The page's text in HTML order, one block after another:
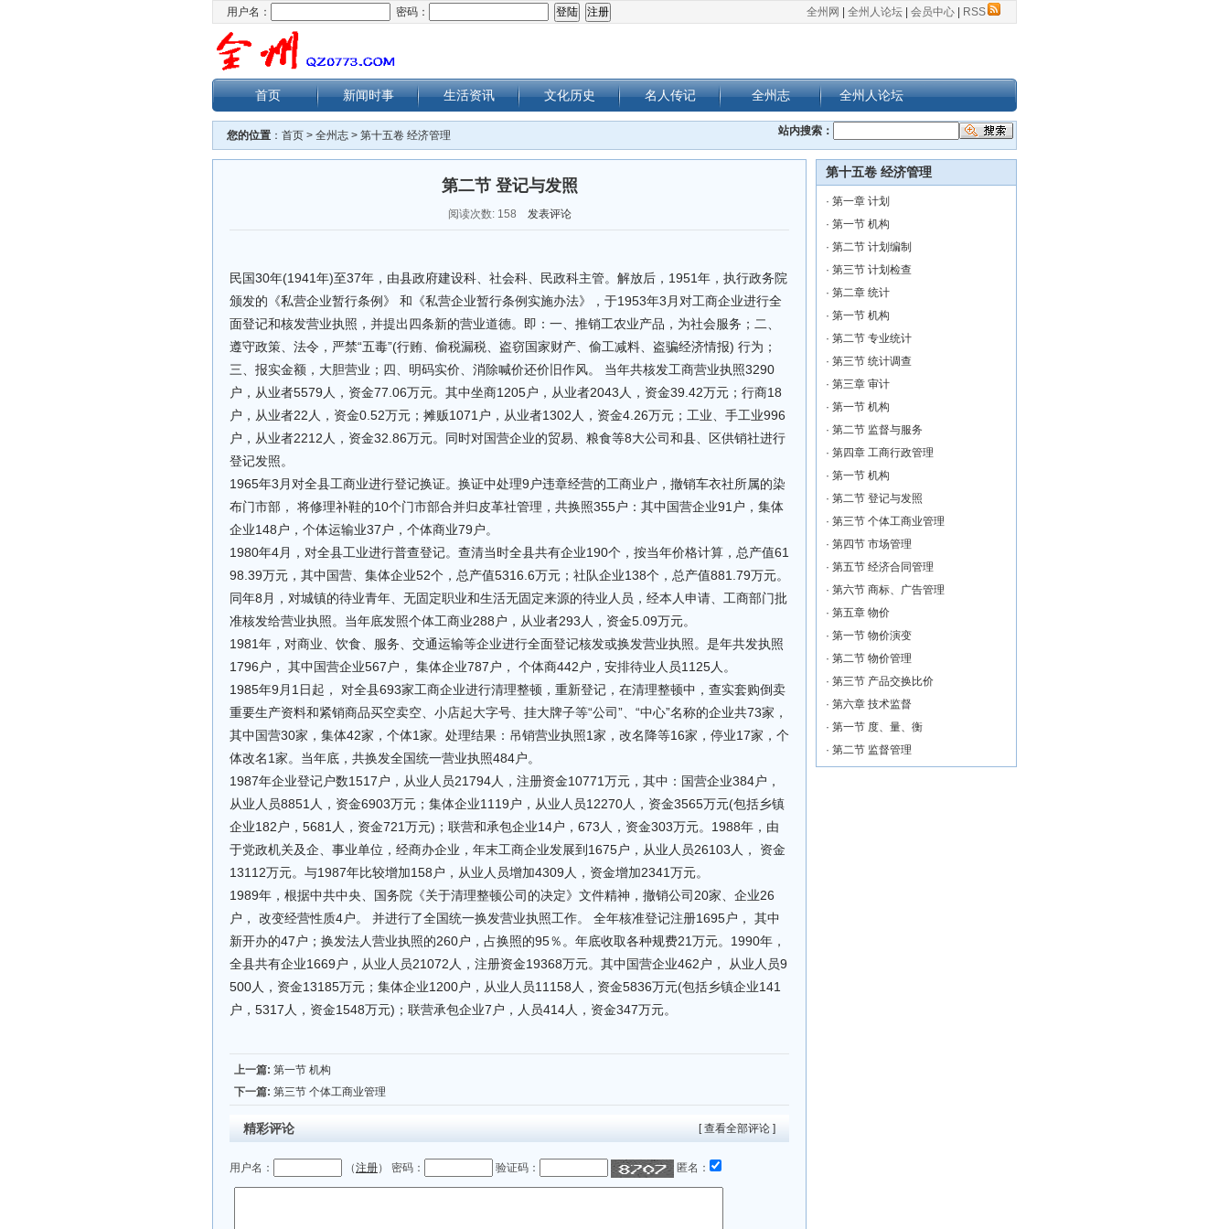
全州网 全州人论坛 会员中心 RSS
用户名： 密码：
首页 新闻时事 生活资讯 文化历史 名人传记 全州志 全州人论坛
您的位置 ： 首页 > 全州志 > 第十五卷 经济管理 站内搜索：
第二节 登记与发照
阅读次数: 158 发表评论
民国30年(1941年)至37年，由县政府建设科、社会科、民政科主管。解放后，1951年，执行政务院
颁发的《私营企业暂行条例》 和《私营企业暂行条例实施办法》，于1953年3月对工商企业进行全
面登记和核发营业执照，并提出四条新的营业道德。即：一、推销工农业产品，为社会服务；二、
遵守政策、法令，严禁“五毒”(行贿、偷税漏税、盗窃国家财产、偷工减料、盗骗经济情报) 行为；
三、报实金额，大胆营业；四、明码实价、消除喊价还价旧作风。 当年共核发工商营业执照3290
户，从业者5579人，资金77.06万元。其中坐商1205户，从业者2043人，资金39.42万元；行商18
户，从业者22人，资金0.52万元；摊贩1071户，从业者1302人，资金4.26万元；工业、手工业996
户，从业者2212人，资金32.86万元。同时对国营企业的贸易、粮食等8大公司和县、区供销社进行
登记发照。
1965年3月对全县工商业进行登记换证。换证中处理9户违章经营的工商业户，撤销车衣社所属的染
布门市部， 将修理补鞋的10个门市部合并归皮革社管理，共换照355户：其中国营企业91户，集体
企业148户，个体运输业37户，个体商业79户。
1980年4月，对全县工业进行普查登记。查清当时全县共有企业190个，按当年价格计算，总产值61
98.39万元，其中国营、集体企业52个，总产值5316.6万元；社队企业138个，总产值881.79万元。
同年8月，对城镇的待业青年、无固定职业和生活无固定来源的待业人员，经本人申请、工商部门批
准核发给营业执照。当年底发照个体工商业288户，从业者293人，资金5.09万元。
1981年，对商业、饮食、服务、交通运输等企业进行全面登记核发或换发营业执照。是年共发执照
1796户， 其中国营企业567户， 集体企业787户， 个体商442户，安排待业人员1125人。
1985年9月1日起， 对全县693家工商企业进行清理整顿，重新登记，在清理整顿中，查实套购倒卖
重要生产资料和紧销商品买空卖空、小店起大字号、挂大牌子等“公司”、“中心”名称的企业共73家，
其中国营30家，集体42家，个体1家。处理结果：吊销营业执照1家，改名降等16家，停业17家，个
体改名1家。当年底，共换发全国统一营业执照484户。
1987年企业登记户数1517户，从业人员21794人，注册资金10771万元，其中：国营企业384户，
从业人员8851人，资金6903万元；集体企业1119户，从业人员12270人，资金3565万元(包括乡镇
企业182户，5681人，资金721万元)；联营和承包企业14户，673人，资金303万元。1988年，由
于党政机关及企、事业单位，经商办企业，年末工商企业发展到1675户，从业人员26103人， 资金
13112万元。与1987年比较增加158户，从业人员增加4309人，资金增加2341万元。
1989年，根据中共中央、国务院《关于清理整顿公司的决定》文件精神，撤销公司20家、企业26
户， 改变经营性质4户。 并进行了全国统一换发营业执照工作。 全年核准登记注册1695户， 其中
新开办的47户；换发法人营业执照的260户，占换照的95％。年底收取各种规费21万元。1990年，
全县共有企业1669户，从业人员21072人，注册资金19368万元。其中国营企业462户， 从业人员9
500人，资金13185万元；集体企业1200户，从业人员11158人，资金5836万元(包括乡镇企业141
户，5317人，资金1548万元)；联营承包企业7户，人员414人，资金347万元。
上一篇: 第一节 机构
下一篇: 第三节 个体工商业管理
[ 查看全部评论 ]
精彩评论
用户名： （注册） 密码： 验证码： 匿名：
第十五卷 经济管理
· 第一章 计划
· 第一节 机构
· 第二节 计划编制
· 第三节 计划检查
· 第二章 统计
· 第一节 机构
· 第二节 专业统计
· 第三节 统计调查
· 第三章 审计
· 第一节 机构
· 第二节 监督与服务
· 第四章 工商行政管理
· 第一节 机构
· 第二节 登记与发照
· 第三节 个体工商业管理
· 第四节 市场管理
· 第五节 经济合同管理
· 第六节 商标、广告管理
· 第五章 物价
· 第一节 物价演变
· 第二节 物价管理
· 第三节 产品交换比价
· 第六章 技术监督
· 第一节 度、量、衡
· 第二节 监督管理